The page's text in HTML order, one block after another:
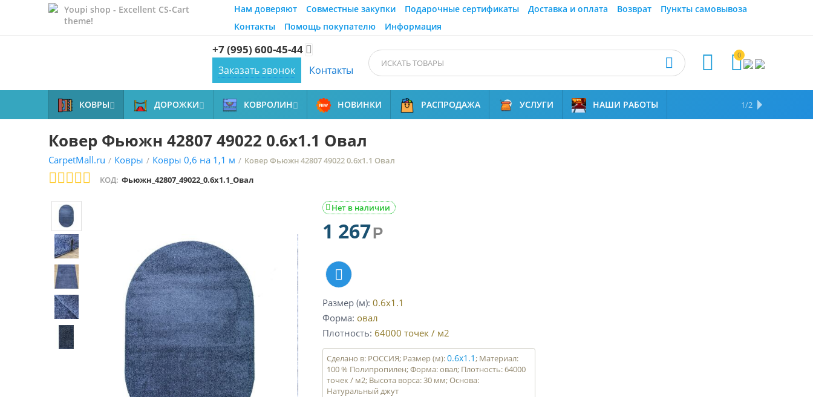
Youpi shop - Excellent CS-Cart
theme!
Нам доверяют Совместные закупки Подарочные сертификаты Доставка и оплата Возврат
Пункты самовывоза
Контакты
Помощь покупателю Информация
+7 (995) 600-45-44 
Заказать звонок Контакты
0



КОВРЫ ДОРОЖКИ КОВРОЛИН НОВИНКИ РАСПРОДАЖА УСЛУГИ НАШИ РАБОТЫ НАМ ДОВЕРЯЮТ
1/2
Ковер Фьюжн 42807 49022 0.6x1.1 Овал
CarpetMall.ru / Ковры / Ковры 0,6 на 1,1 м / Ковер Фьюжн 42807 49022 0.6x1.1 Овал
КОД: Фьюжн_42807_49022_0.6x1.1_Овал
Нет в наличии

1 267Р
Размер (м) 0.6x1.1
Форма овал
Плотность 64000 точек / м2
Сделано в: РОССИЯ; Размер (м):0.6x1.1; Материал:
100 % Полипропилен; Форма: овал; Плотность: 64000
точек / м2; Высота ворса: 30 мм; Основа:
Натуральный джут